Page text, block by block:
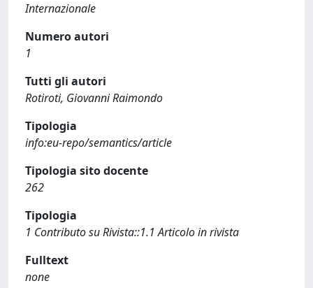
Internazionale
Numero autori
1
Tutti gli autori
Rotiroti, Giovanni Raimondo
Tipologia
info:eu-repo/semantics/article
Tipologia sito docente
262
Tipologia
1 Contributo su Rivista::1.1 Articolo in rivista
Fulltext
none